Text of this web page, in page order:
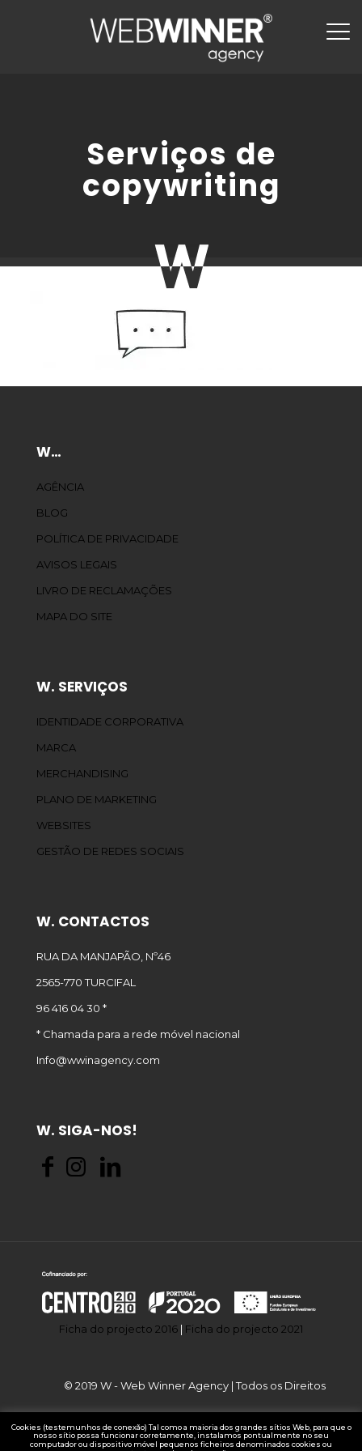
Serviços de
copywriting
W…
AGÊNCIA
BLOG
POLÍTICA DE PRIVACIDADE
AVISOS LEGAIS
LIVRO DE RECLAMAÇÕES
MAPA DO SITE
W. SERVIÇOS
IDENTIDADE CORPORATIVA
MARCA
MERCHANDISING
PLANO DE MARKETING
WEBSITES
GESTÃO DE REDES SOCIAIS
W. CONTACTOS
RUA DA MANJAPÃO, Nº46
2565-770 TURCIFAL
96 416 04 30 *
* Chamada para a rede móvel nacional
Info@wwinagency.com
W. SIGA-NOS!
Ficha do projecto 2016 | Ficha do projecto 2021
© 2019 W - Web Winner Agency | Todos os Direitos
Cookies (testemunhos de conexão) Tal como a maioria dos grandes sítios Web, para que o
nosso sítio possa funcionar corretamente, instalamos pontualmente no seu
computador ou dispositivo móvel pequenos ficheiros denominados cookies ou